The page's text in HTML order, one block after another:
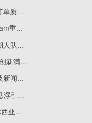
阳光诺和：目前，公司CRO业务订单质量已呈现改善趋势
时讯：做视频的「Cursor」，Anijam重写动画创作流程丨涌现新项目
58中33！完全自由球员！这可是湖人队史第一射手_每日热门
卡萨帝致境电视M50D上市：四大创新满足影院级体验!
贵阳贵安2026年新闻发言人名录及新闻发布工作机构电话 焦点讯息
让废热变资产！海尔“风液同源，悬浮引领”全场景方案破解AIDC散热难题
当前聚焦：每体：马略卡申请穆尔西亚强制破产并要求撤换管理层